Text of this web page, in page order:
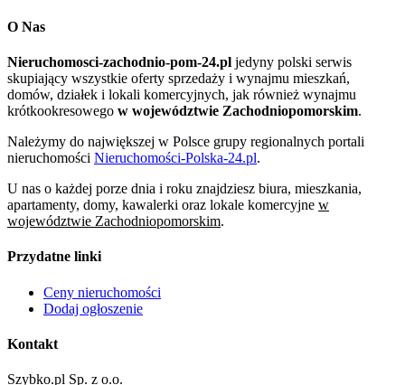
O Nas
Nieruchomosci-zachodnio-pom-24.pl jedyny polski serwis
skupiający wszystkie oferty sprzedaży i wynajmu mieszkań,
domów, działek i lokali komercyjnych, jak również wynajmu
krótkookresowego w województwie Zachodniopomorskim.
Należymy do największej w Polsce grupy regionalnych portali
nieruchomości Nieruchomości-Polska-24.pl.
U nas o każdej porze dnia i roku znajdziesz biura, mieszkania,
apartamenty, domy, kawalerki oraz lokale komercyjne w
województwie Zachodniopomorskim.
Przydatne linki
Ceny nieruchomości
Dodaj ogłoszenie
Kontakt
Szybko.pl Sp. z o.o.